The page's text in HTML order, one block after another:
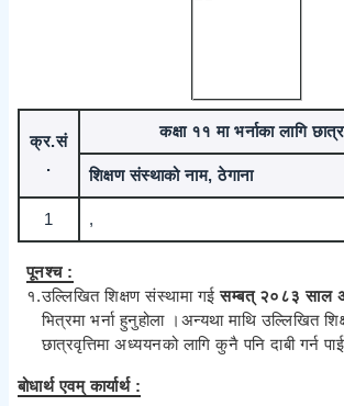
क्र.सं
.
कक्षा ११ मा भर्नाका लागि
शिक्षण संस्थाको नाम, ठेगाना
1 ,
पूनश्च :
१.उल्लिखित शिक्षण संस्थामा गईसम्बत् २०८३ साल
भित्रमा भर्ना हुनुहोला ।अन्यथा माथि उल्लिखित
छात्रवृत्तिमा अध्ययनको लागि कुनै पनि दाबी गर्न
बोधार्थ एवम् कार्यार्थ :